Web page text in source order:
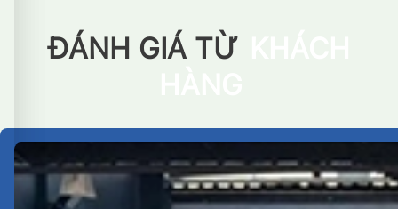
ĐÁNH GIÁ TỪ